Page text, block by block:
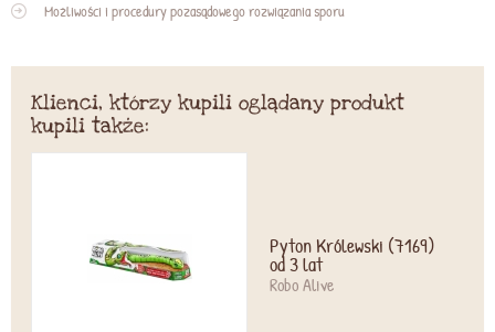
Możliwości i procedury pozasądowego rozwiązania sporu
Klienci, którzy kupili oglądany produkt
kupili także:
Pyton Królewski (7169)
od 3 lat
Robo Alive